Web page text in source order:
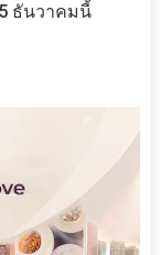
ธันวาคมนี้